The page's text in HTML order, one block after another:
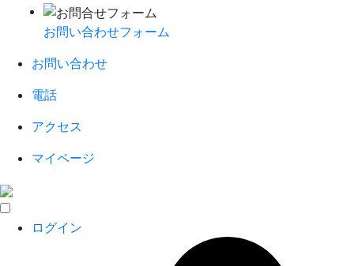
お問い合わせフォーム
お問い合わせ
電話
アクセス
マイページ
ログイン